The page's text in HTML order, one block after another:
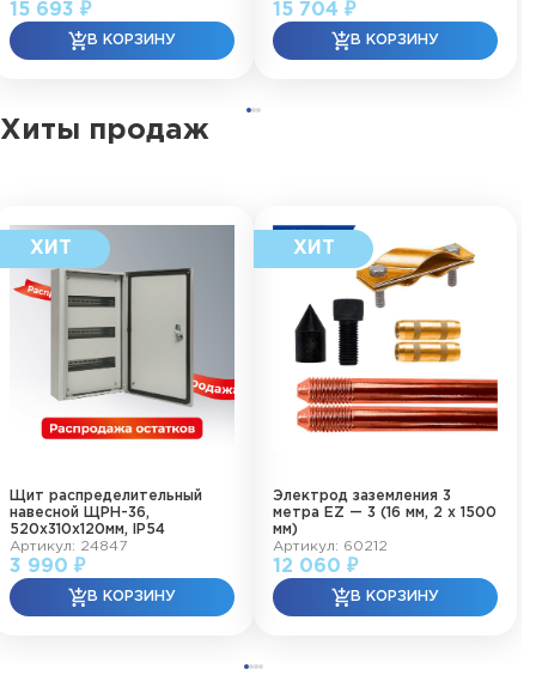
15 693 ₽ 15 704 ₽
Хиты продаж
Щит распределительный
навесной ЩРН-36,
520х310х120мм, IP54
Артикул: 24847
3 990 ₽
Электрод заземления 3
метра EZ — 3 (16 мм, 2 х 1500
мм)
Артикул: 60212
12 060 ₽